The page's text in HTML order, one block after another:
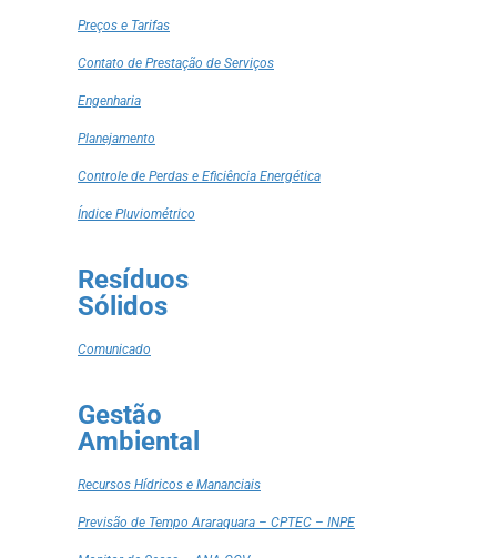
Preços e Tarifas
Contato de Prestação de Serviços
Engenharia
Planejamento
Controle de Perdas e Eficiência Energética
Índice Pluviométrico
Resíduos
Sólidos
Comunicado
Gestão
Ambiental
Recursos Hídricos e Mananciais
Previsão de Tempo Araraquara – CPTEC – INPE